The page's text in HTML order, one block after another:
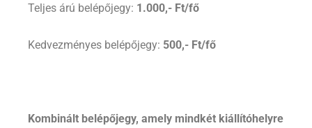
Teljes árú belépőjegy: 1.000,- Ft/fő
Kedvezményes belépőjegy: 500,- Ft/fő
Kombinált belépőjegy, amely mindkét kiállítóhelyre